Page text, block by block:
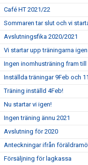
Café HT 2021/22
Sommaren tar slut och vi
Avslutningsfika 2020/2021
Vi startar upp träningarna
Ingen inomhusträning fram
Inställda träningar 9Feb och
Träning inställd 4Feb!
Nu startar vi igen!
Ingen träning ännu 2021
Avslutning för 2020
Anteckningar ifrån
Försäljning för lagkassa